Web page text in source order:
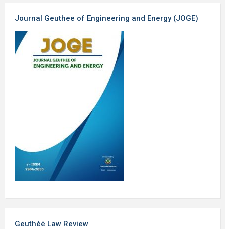
Journal Geuthee of Engineering and Energy (JOGE)
Geuthèë Law Review